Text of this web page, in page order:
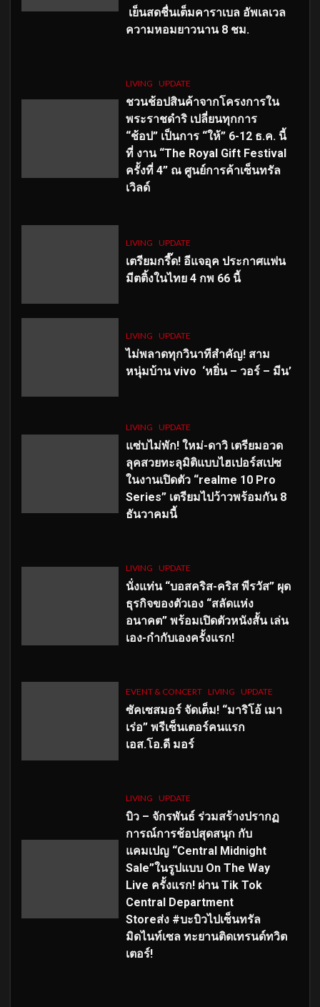
เย็นสดชื่นเต็มคาราเบล อัพเลเวล
ความหอมยาวนาน 8 ชม.
LIVING UPDATE
ชวนช้อปสินค้าจากโครงการใน
พระราชดำริ เปลี่ยนทุกการ
“ช้อป” เป็นการ “ให้” 6-12 ธ.ค. นี้
ที่ งาน “The Royal Gift Festival
ครั้งที่ 4” ณ ศูนย์การค้าเซ็นทรัล
เวิลด์
LIVING UPDATE
เตรียมกรี๊ด! อีแจอุค ประกาศแฟน
มีตติ้งในไทย 4 กพ 66 นี้
LIVING UPDATE
ไม่พลาดทุกวินาทีสำคัญ! สาม
หนุ่มบ้าน vivo ‘หยิ่น – วอร์ – มีน’
LIVING UPDATE
แซ่บไม่พัก! ใหม่-ดาวิ เตรียมอวด
ลุคสวยทะลุมิติแบบไฮเปอร์สเปซ
ในงานเปิดตัว “realme 10 Pro
Series” เตรียมไปว้าวพร้อมกัน 8
ธันวาคมนี้
LIVING UPDATE
นั่งแท่น “บอสคริส-คริส พีรวัส” ผุด
ธุรกิจของตัวเอง “สลัดแห่ง
อนาคต” พร้อมเปิดตัวหนังสั้น เล่น
เอง-กำกับเองครั้งแรก!
EVENT & CONCERT LIVING UPDATE
ซัคเซสมอร์ จัดเต็ม! “มาริโอ้ เมา
เร่อ” พรีเซ็นเตอร์คนแรก
เอส.โอ.ดี มอร์
LIVING UPDATE
บิว – จักรพันธ์ ร่วมสร้างปรากฏ
การณ์การช้อปสุดสนุก กับ
แคมเปญ “Central Midnight
Sale”ในรูปแบบ On The Way
Live ครั้งแรก! ผ่าน Tik Tok
Central Department
Storeส่ง #บะบิวไปเซ็นทรัล
มิดไนท์เซล ทะยานติดเทรนด์ทวิต
เตอร์!